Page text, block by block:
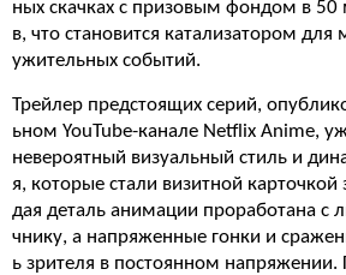
ных скачках с призовым фондом в
в, что становится катализатором
ужительных событий.
Трейлер предстоящих серий,
ьном YouTube-канале Netflix Anime,
невероятный визуальный стиль и
я, которые стали визитной
дая деталь анимации проработана с
чнику, а напряженные гонки и
ь зрителя в постоянном напряжении.